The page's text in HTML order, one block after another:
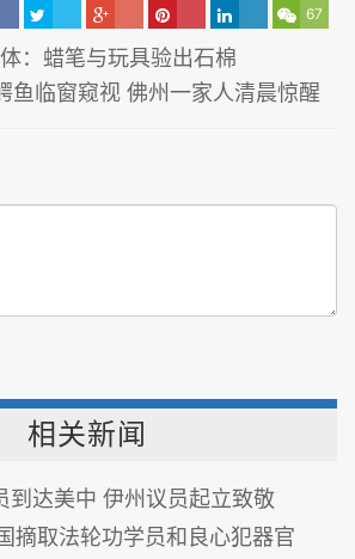
67
：蜡笔与玩具验出石棉
鱼临窗窥视 佛州一家人清晨惊醒
相关新闻
到达美中 伊州议员起立致敬
摘取法轮功学员和良心犯器官